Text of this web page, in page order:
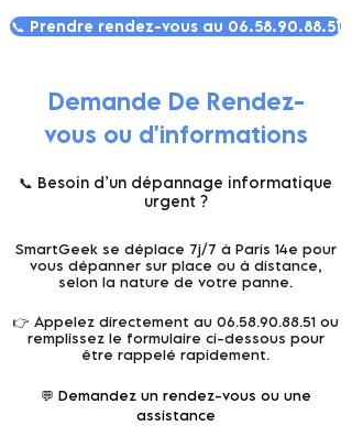
📞 Prendre rendez-vous au 06.58.90.88.51
Demande De Rendez-
vous ou d'informations
📞 Besoin d’un dépannage informatique
urgent ?
SmartGeek se déplace 7j/7 à Paris 14e pour
vous dépanner sur place ou à distance,
selon la nature de votre panne.
👉 Appelez directement au 06.58.90.88.51ou
remplissez le formulaire ci-dessous pour
être rappelé rapidement.
💬 Demandez un rendez-vous ou une
assistance